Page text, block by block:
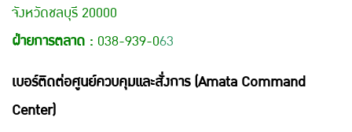
จังหวัดชลบุรี 20000
ฝ่ายการตลาด : 038-939-063
เบอร์ติดต่อศูนย์ควบคุมและสั่งการ (Amata Command
Center)